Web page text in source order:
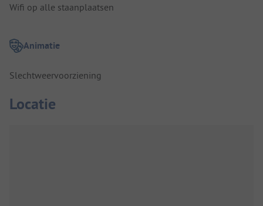
Wifi op alle staanplaatsen
Animatie
Slechtweervoorziening
Locatie